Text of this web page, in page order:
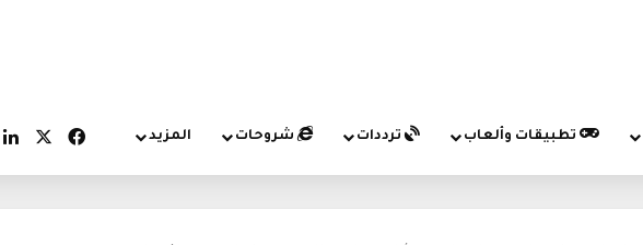
تطبيقات وألعاب ترددات شروحات المزيد فيسبوك